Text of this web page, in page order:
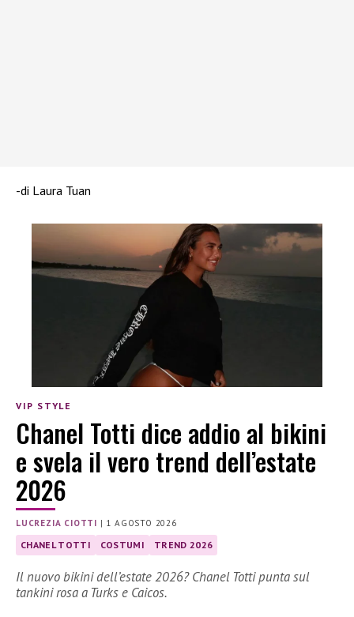
-di Laura Tuan
VIP STYLE
Chanel Totti dice addio al bikini
e svela il vero trend dell’estate
2026
LUCREZIA CIOTTI | 1 AGOSTO 2026
CHANEL TOTTI COSTUMI TREND 2026
Il nuovo bikini dell’estate 2026? Chanel Totti punta sul
tankini rosa a Turks e Caicos.